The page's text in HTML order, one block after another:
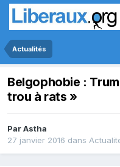
Actualités
Belgophobie :
trou à rats »
ParAstha
27 janvier 2016 dans